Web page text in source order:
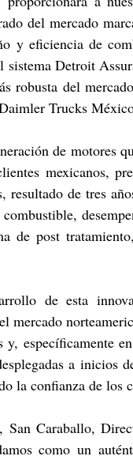
del mercado
y eficiencia de
sistema Detroit
robusta del
Trucks
de motores
mexicanos,
resultado de tres
de post
de esta
mercado
y, específicamente
a inicios
la confianza de los
San Caraballo,
como un